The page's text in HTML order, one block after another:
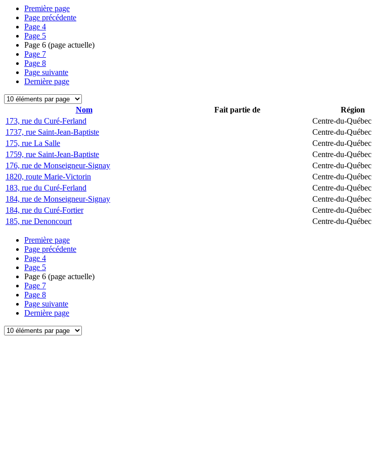
Première page
Page précédente
Page 4
Page 5
Page 6 (page actuelle)
Page 7
Page 8
Page suivante
Dernière page
Nom Fait partie de Région
173, rue du Curé-Ferland
Centre-du-Québec
1737, rue Saint-Jean-Baptiste
Centre-du-Québec
175, rue La Salle
Centre-du-Québec
1759, rue Saint-Jean-Baptiste
Centre-du-Québec
176, rue de Monseigneur-Signay
Centre-du-Québec
1820, route Marie-Victorin
Centre-du-Québec
183, rue du Curé-Ferland
Centre-du-Québec
184, rue de Monseigneur-Signay
Centre-du-Québec
184, rue du Curé-Fortier
Centre-du-Québec
185, rue Denoncourt
Centre-du-Québec
Première page
Page précédente
Page 4
Page 5
Page 6 (page actuelle)
Page 7
Page 8
Page suivante
Dernière page